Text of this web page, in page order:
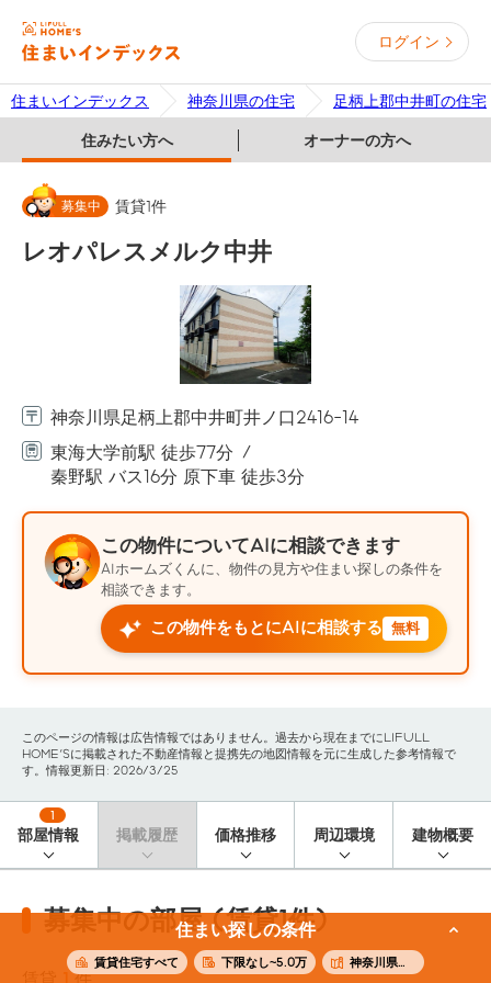
ログイン
住まいインデックス 神奈川県の住宅 足柄上郡中井町の住宅
住みたい方へ オーナーの方へ
住まい探しの条件
賃貸住宅すべて 下限なし~5.0万 神奈川県足柄上郡中井町
募集中 賃貸1件
レオパレスメルク中井
神奈川県足柄上郡中井町井ノ口2416-14
東海大学前駅 徒歩77分
秦野駅 バス16分 原下車 徒歩3分
この物件についてAIに相談できます
AIホームズくんに、物件の見方や住まい探しの条件を
相談できます。
この物件をもとにAIに相談する 無料
このページの情報は広告情報ではありません。過去から現在までにLIFULL
HOME'Sに掲載された不動産情報と提携先の地図情報を元に生成した参考情報で
す。情報更新日: 2026/3/25
部屋情報
1
掲載履歴 価格推移 周辺環境 建物概要
募集中の部屋 (賃貸1件)